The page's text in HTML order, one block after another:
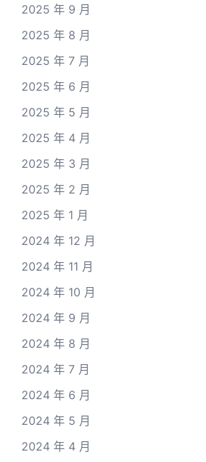
2025 年 9 月
2025 年 8 月
2025 年 7 月
2025 年 6 月
2025 年 5 月
2025 年 4 月
2025 年 3 月
2025 年 2 月
2025 年 1 月
2024 年 12 月
2024 年 11 月
2024 年 10 月
2024 年 9 月
2024 年 8 月
2024 年 7 月
2024 年 6 月
2024 年 5 月
2024 年 4 月